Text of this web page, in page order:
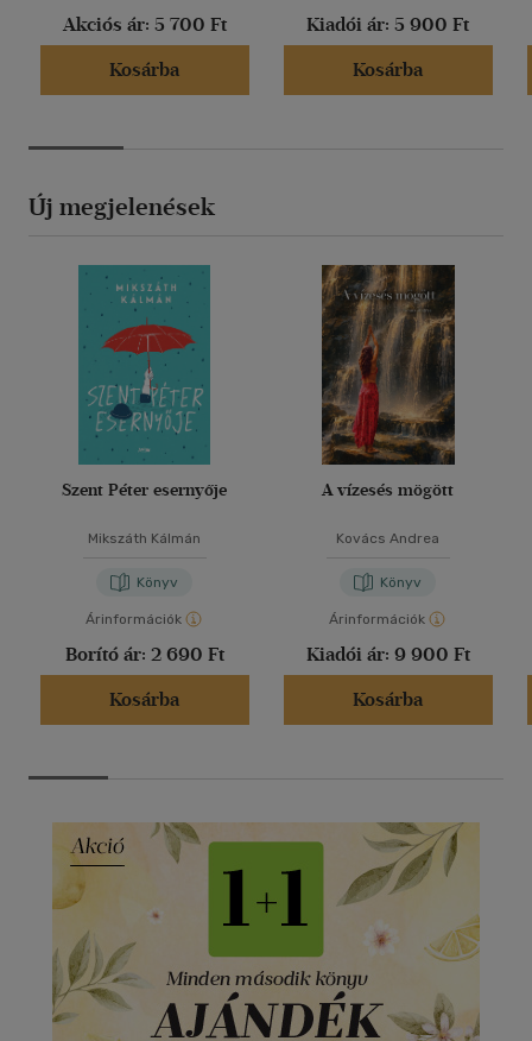
Akciós ár: 5 700 Ft
Kosárba
Kiadói ár: 5 900 Ft
Kosárba
Új megjelenések
Szent Péter esernyője
Mikszáth Kálmán
Könyv
Árinformációk
Borító ár: 2 690 Ft
Kosárba
A vízesés mögött
Kovács Andrea
Könyv
Árinformációk
Kiadói ár: 9 900 Ft
Kosárba